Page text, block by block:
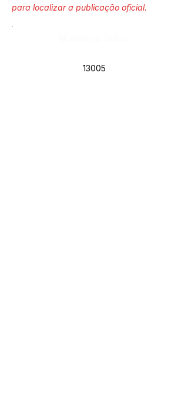
para localizar a publicação oficial.
13005